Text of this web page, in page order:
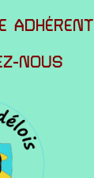
ADHÉRENT
NOUS